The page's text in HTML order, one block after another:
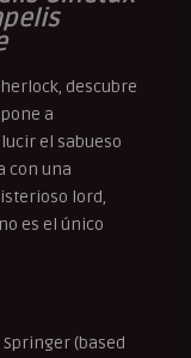
descubre
a
el sabueso
con una
lord,
es el único
(based